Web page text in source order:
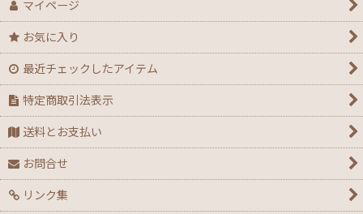
マイページ
お気に入り
最近チェックしたアイテム
特定商取引法表示
送料とお支払い
お問合せ
リンク集